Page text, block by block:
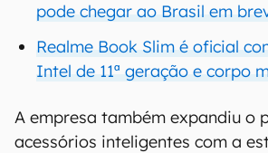
pode chegar ao Brasil em
Realme Book Slim é oficial
Intel de 11ª geração e corpo
A empresa também expandiu o
acessórios inteligentes com a